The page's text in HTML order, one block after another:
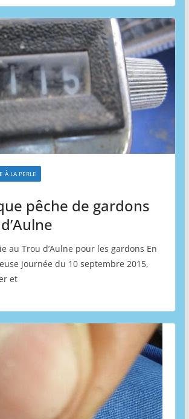
À LA PERLE
pêche de gardons
au Trou d’Aulne pour les gardons En
journée du 10 septembre 2015,
et